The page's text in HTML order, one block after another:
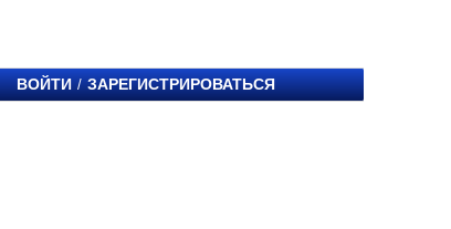
ВОЙТИ / ЗАРЕГИСТРИРОВАТЬСЯ